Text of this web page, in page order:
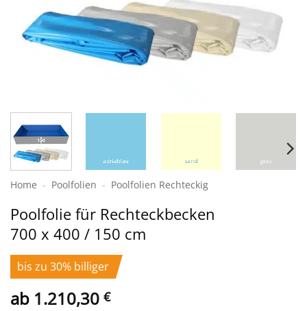
Home - Poolfolien - Poolfolien Rechteckig
Poolfolie für Rechteckbecken
700 x 400 / 150 cm
bis zu 30% billiger
ab 1.210,30 €